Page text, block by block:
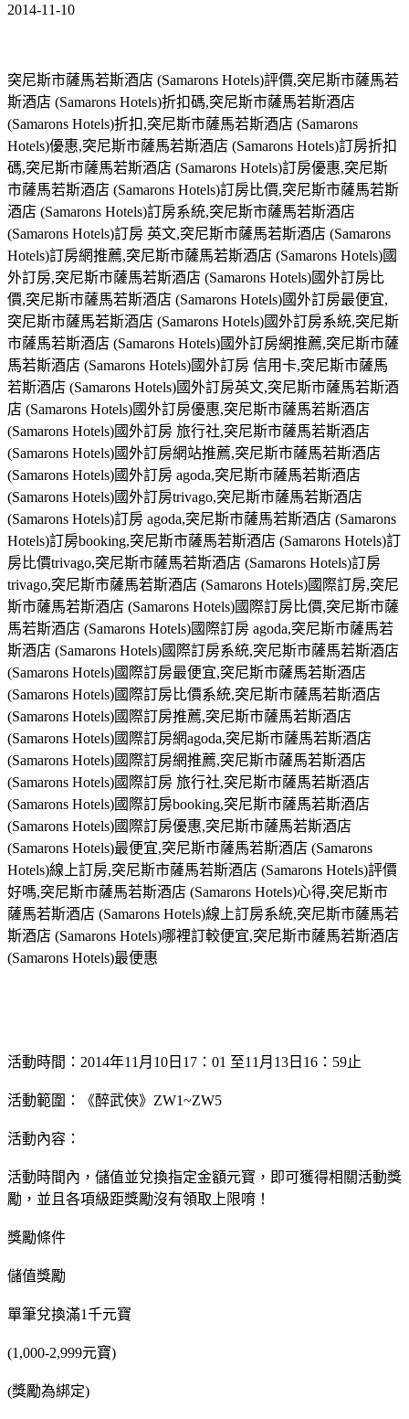
2014-11-10
突尼斯市薩馬若斯酒店 (Samarons Hotels)評價,突尼斯市薩馬若
斯酒店 (Samarons Hotels)折扣碼,突尼斯市薩馬若斯酒店
(Samarons Hotels)折扣,突尼斯市薩馬若斯酒店 (Samarons
Hotels)優惠,突尼斯市薩馬若斯酒店 (Samarons Hotels)訂房折扣
碼,突尼斯市薩馬若斯酒店 (Samarons Hotels)訂房優惠,突尼斯
市薩馬若斯酒店 (Samarons Hotels)訂房比價,突尼斯市薩馬若斯
酒店 (Samarons Hotels)訂房系統,突尼斯市薩馬若斯酒店
(Samarons Hotels)訂房 英文,突尼斯市薩馬若斯酒店 (Samarons
Hotels)訂房網推薦,突尼斯市薩馬若斯酒店 (Samarons Hotels)國
外訂房,突尼斯市薩馬若斯酒店 (Samarons Hotels)國外訂房比
價,突尼斯市薩馬若斯酒店 (Samarons Hotels)國外訂房最便宜,
突尼斯市薩馬若斯酒店 (Samarons Hotels)國外訂房系統,突尼斯
市薩馬若斯酒店 (Samarons Hotels)國外訂房網推薦,突尼斯市薩
馬若斯酒店 (Samarons Hotels)國外訂房 信用卡,突尼斯市薩馬
若斯酒店 (Samarons Hotels)國外訂房英文,突尼斯市薩馬若斯酒
店 (Samarons Hotels)國外訂房優惠,突尼斯市薩馬若斯酒店
(Samarons Hotels)國外訂房 旅行社,突尼斯市薩馬若斯酒店
(Samarons Hotels)國外訂房網站推薦,突尼斯市薩馬若斯酒店
(Samarons Hotels)國外訂房 agoda,突尼斯市薩馬若斯酒店
(Samarons Hotels)國外訂房trivago,突尼斯市薩馬若斯酒店
(Samarons Hotels)訂房 agoda,突尼斯市薩馬若斯酒店 (Samarons
Hotels)訂房booking,突尼斯市薩馬若斯酒店 (Samarons Hotels)訂
房比價trivago,突尼斯市薩馬若斯酒店 (Samarons Hotels)訂房
trivago,突尼斯市薩馬若斯酒店 (Samarons Hotels)國際訂房,突尼
斯市薩馬若斯酒店 (Samarons Hotels)國際訂房比價,突尼斯市薩
馬若斯酒店 (Samarons Hotels)國際訂房 agoda,突尼斯市薩馬若
斯酒店 (Samarons Hotels)國際訂房系統,突尼斯市薩馬若斯酒店
(Samarons Hotels)國際訂房最便宜,突尼斯市薩馬若斯酒店
(Samarons Hotels)國際訂房比價系統,突尼斯市薩馬若斯酒店
(Samarons Hotels)國際訂房推薦,突尼斯市薩馬若斯酒店
(Samarons Hotels)國際訂房網agoda,突尼斯市薩馬若斯酒店
(Samarons Hotels)國際訂房網推薦,突尼斯市薩馬若斯酒店
(Samarons Hotels)國際訂房 旅行社,突尼斯市薩馬若斯酒店
(Samarons Hotels)國際訂房booking,突尼斯市薩馬若斯酒店
(Samarons Hotels)國際訂房優惠,突尼斯市薩馬若斯酒店
(Samarons Hotels)最便宜,突尼斯市薩馬若斯酒店 (Samarons
Hotels)線上訂房,突尼斯市薩馬若斯酒店 (Samarons Hotels)評價
好嗎,突尼斯市薩馬若斯酒店 (Samarons Hotels)心得,突尼斯市
薩馬若斯酒店 (Samarons Hotels)線上訂房系統,突尼斯市薩馬若
斯酒店 (Samarons Hotels)哪裡訂較便宜,突尼斯市薩馬若斯酒店
(Samarons Hotels)最便惠
活動時間：2014年11月10日17：01 至11月13日16：59止
活動範圍：《醉武俠》ZW1~ZW5
活動內容：
活動時間內，儲值並兌換指定金額元寶，即可獲得相關活動獎
勵，並且各項級距獎勵沒有領取上限唷！
獎勵條件
儲值獎勵
單筆兌換滿1千元寶
(1,000-2,999元寶)
(獎勵為綁定)